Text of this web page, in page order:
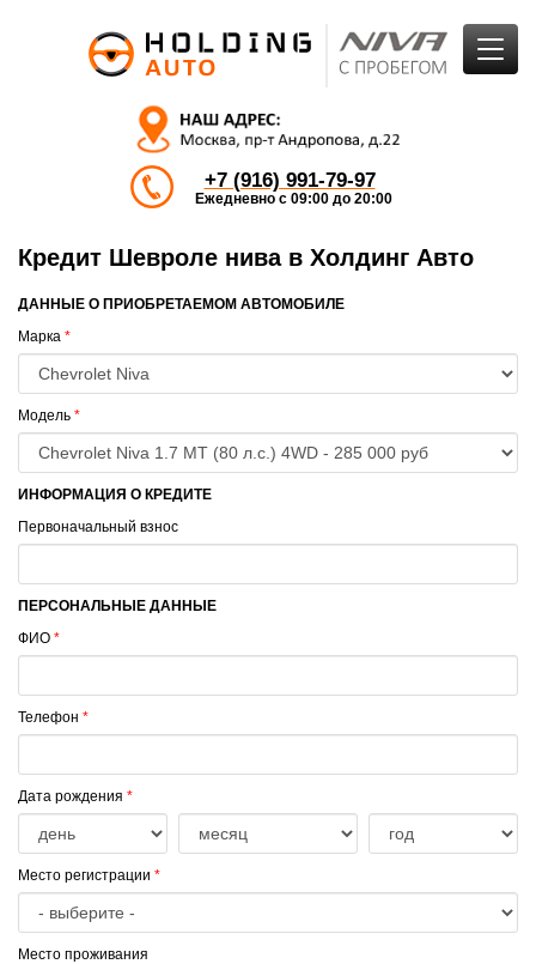
+7 (916) 991-79-97
Ежедневно с 09:00 до 20:00
Кредит Шевроле нива в Холдинг Авто
ДАННЫЕ О ПРИОБРЕТАЕМОМ АВТОМОБИЛЕ
Марка *
Модель *
ИНФОРМАЦИЯ О КРЕДИТЕ
Первоначальный взнос
ПЕРСОНАЛЬНЫЕ ДАННЫЕ
ФИО *
Телефон *
Дата рождения *
Место регистрации *
Место проживания